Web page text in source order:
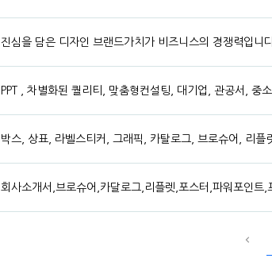
진심을 담은 디자인 브랜드가치가 비즈니스의 경쟁력입니
PPT , 차별화된 퀄리티, 맞춤형컨설팅, 대기업, 관공서, 중
박스, 상표, 라벨스티커, 그래픽, 카탈로그, 브로슈어, 리플
회사소개서,브로슈어,카달로그,리플렛,포스터,파워포인